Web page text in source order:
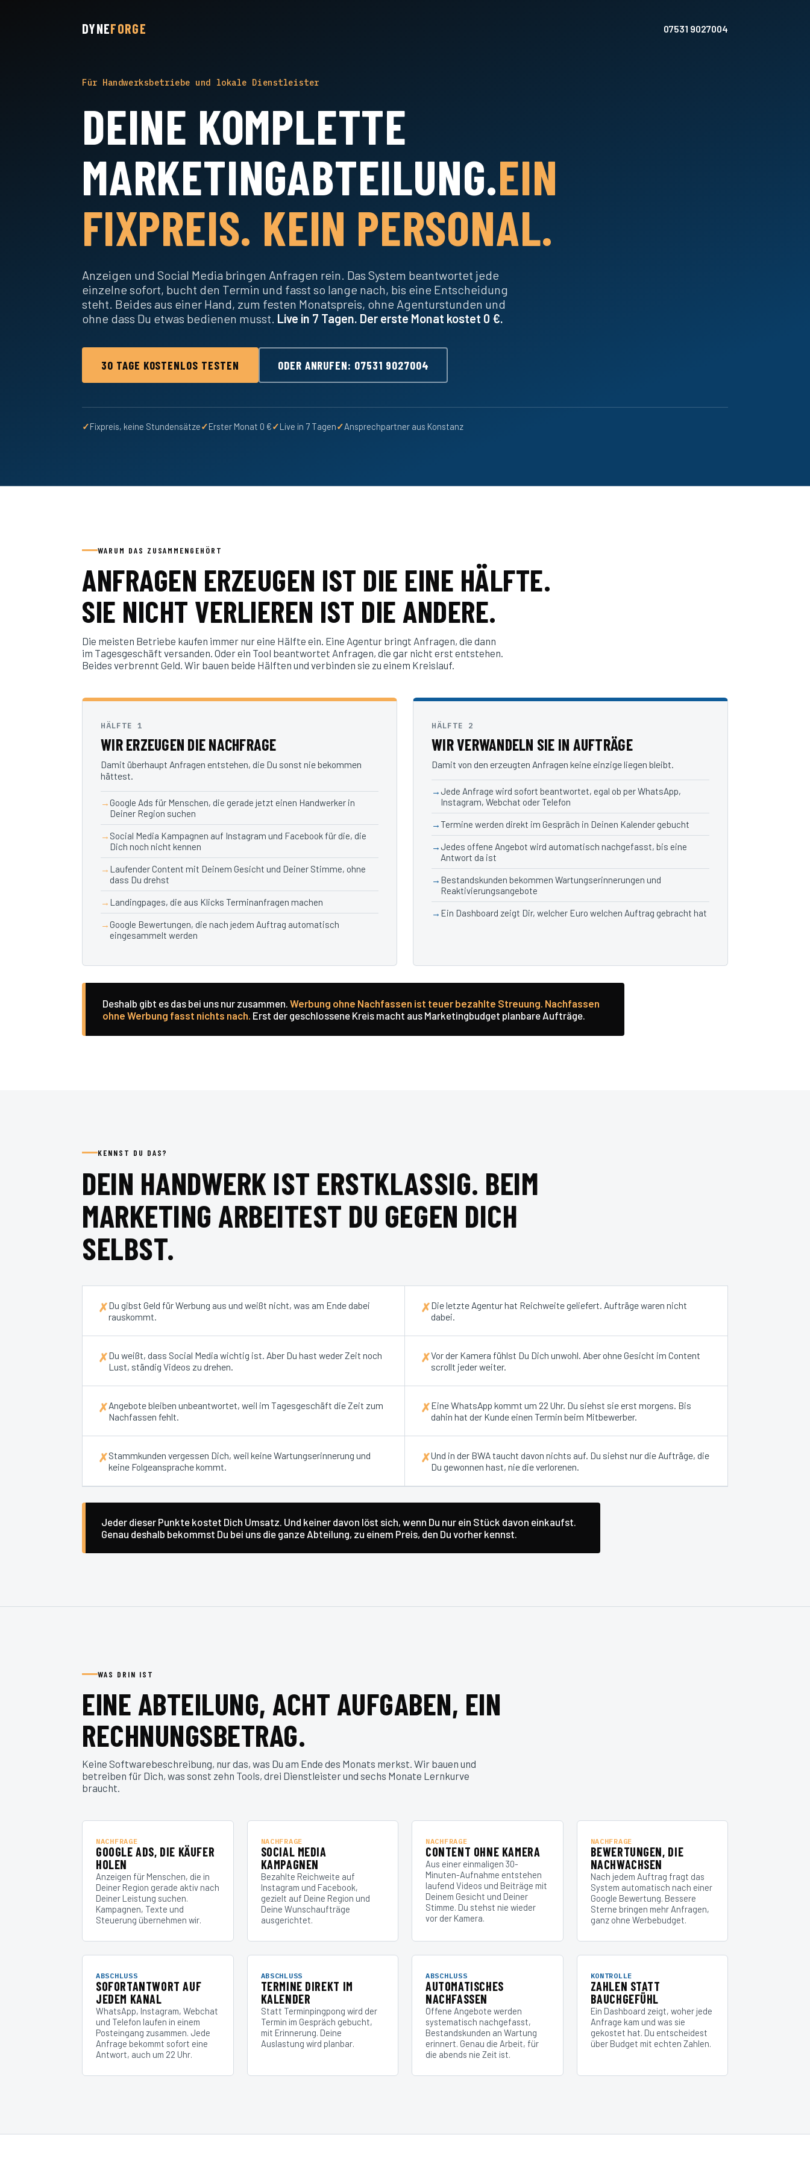
DYNEFORGE 07531 9027004
Für Handwerksbetriebe und lokale Dienstleister
DEINE KOMPLETTE
MARKETINGABTEILUNG.EIN
FIXPREIS. KEIN PERSONAL.
Anzeigen und Social Media bringen Anfragen rein. Das System beantwortet jede
einzelne sofort, bucht den Termin und fasst so lange nach, bis eine Entscheidung
steht. Beides aus einer Hand, zum festen Monatspreis, ohne Agenturstunden und
ohne dass Du etwas bedienen musst. Live in 7 Tagen. Der erste Monat kostet 0 €.
30 TAGE KOSTENLOS TESTEN ODER ANRUFEN: 07531 9027004
✓Fixpreis, keine Stundensätze✓Erster Monat 0 €✓Live in 7 Tagen✓Ansprechpartner aus Konstanz
WARUM DAS ZUSAMMENGEHÖRT
ANFRAGEN ERZEUGEN IST DIE EINE HÄLFTE.
SIE NICHT VERLIEREN IST DIE ANDERE.
Die meisten Betriebe kaufen immer nur eine Hälfte ein. Eine Agentur bringt Anfragen, die dann
im Tagesgeschäft versanden. Oder ein Tool beantwortet Anfragen, die gar nicht erst entstehen.
Beides verbrennt Geld. Wir bauen beide Hälften und verbinden sie zu einem Kreislauf.
HÄLFTE 1
WIR ERZEUGEN DIE NACHFRAGE
Damit überhaupt Anfragen entstehen, die Du sonst nie bekommen
hättest.
Google Ads für Menschen, die gerade jetzt einen Handwerker in
Deiner Region suchen
Social Media Kampagnen auf Instagram und Facebook für die, die
Dich noch nicht kennen
Laufender Content mit Deinem Gesicht und Deiner Stimme, ohne
dass Du drehst
Landingpages, die aus Klicks Terminanfragen machen
Google Bewertungen, die nach jedem Auftrag automatisch
eingesammelt werden
HÄLFTE 2
WIR VERWANDELN SIE IN AUFTRÄGE
Damit von den erzeugten Anfragen keine einzige liegen bleibt.
Jede Anfrage wird sofort beantwortet, egal ob per WhatsApp,
Instagram, Webchat oder Telefon
Termine werden direkt im Gespräch in Deinen Kalender gebucht
Jedes offene Angebot wird automatisch nachgefasst, bis eine
Antwort da ist
Bestandskunden bekommen Wartungserinnerungen und
Reaktivierungsangebote
Ein Dashboard zeigt Dir, welcher Euro welchen Auftrag gebracht hat
Deshalb gibt es das bei uns nur zusammen. Werbung ohne Nachfassen ist teuer bezahlte Streuung. Nachfassen
ohne Werbung fasst nichts nach. Erst der geschlossene Kreis macht aus Marketingbudget planbare Aufträge.
KENNST DU DAS?
DEIN HANDWERK IST ERSTKLASSIG. BEIM
MARKETING ARBEITEST DU GEGEN DICH
SELBST.
✗Du gibst Geld für Werbung aus und weißt nicht, was am Ende dabei
rauskommt.
✗Die letzte Agentur hat Reichweite geliefert. Aufträge waren nicht
dabei.
✗Du weißt, dass Social Media wichtig ist. Aber Du hast weder Zeit noch
Lust, ständig Videos zu drehen.
✗Vor der Kamera fühlst Du Dich unwohl. Aber ohne Gesicht im Content
scrollt jeder weiter.
✗Angebote bleiben unbeantwortet, weil im Tagesgeschäft die Zeit zum
Nachfassen fehlt.
✗Eine WhatsApp kommt um 22 Uhr. Du siehst sie erst morgens. Bis
dahin hat der Kunde einen Termin beim Mitbewerber.
✗Stammkunden vergessen Dich, weil keine Wartungserinnerung und
keine Folgeansprache kommt.
✗Und in der BWA taucht davon nichts auf. Du siehst nur die Aufträge, die
Du gewonnen hast, nie die verlorenen.
Jeder dieser Punkte kostet Dich Umsatz. Und keiner davon löst sich, wenn Du nur ein Stück davon einkaufst.
Genau deshalb bekommst Du bei uns die ganze Abteilung, zu einem Preis, den Du vorher kennst.
WAS DRIN IST
EINE ABTEILUNG, ACHT AUFGABEN, EIN
RECHNUNGSBETRAG.
Keine Softwarebeschreibung, nur das, was Du am Ende des Monats merkst. Wir bauen und
betreiben für Dich, was sonst zehn Tools, drei Dienstleister und sechs Monate Lernkurve
braucht.
NACHFRAGE
GOOGLE ADS, DIE KÄUFER
HOLEN
Anzeigen für Menschen, die in
Deiner Region gerade aktiv nach
Deiner Leistung suchen.
Kampagnen, Texte und
Steuerung übernehmen wir.
NACHFRAGE
SOCIAL MEDIA
KAMPAGNEN
Bezahlte Reichweite auf
Instagram und Facebook,
gezielt auf Deine Region und
Deine Wunschaufträge
ausgerichtet.
NACHFRAGE
CONTENT OHNE KAMERA
Aus einer einmaligen 30-
Minuten-Aufnahme entstehen
laufend Videos und Beiträge mit
Deinem Gesicht und Deiner
Stimme. Du stehst nie wieder
vor der Kamera.
NACHFRAGE
BEWERTUNGEN, DIE
NACHWACHSEN
Nach jedem Auftrag fragt das
System automatisch nach einer
Google Bewertung. Bessere
Sterne bringen mehr Anfragen,
ganz ohne Werbebudget.
ABSCHLUSS
SOFORTANTWORT AUF
JEDEM KANAL
WhatsApp, Instagram, Webchat
und Telefon laufen in einem
Posteingang zusammen. Jede
Anfrage bekommt sofort eine
Antwort, auch um 22 Uhr.
ABSCHLUSS
TERMINE DIREKT IM
KALENDER
Statt Terminpingpong wird der
Termin im Gespräch gebucht,
mit Erinnerung. Deine
Auslastung wird planbar.
ABSCHLUSS
AUTOMATISCHES
NACHFASSEN
Offene Angebote werden
systematisch nachgefasst,
Bestandskunden an Wartung
erinnert. Genau die Arbeit, für
die abends nie Zeit ist.
KONTROLLE
ZAHLEN STATT
BAUCHGEFÜHL
Ein Dashboard zeigt, woher jede
Anfrage kam und was sie
gekostet hat. Du entscheidest
über Budget mit echten Zahlen.